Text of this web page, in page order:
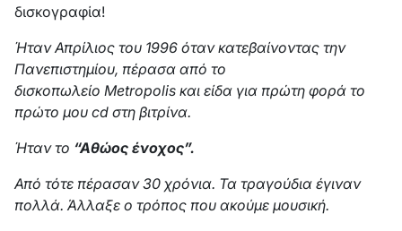
δισκογραφία!
Ήταν Απρίλιος του 1996 όταν κατεβαίνοντας την
Πανεπιστημίου, πέρασα από το
δισκοπωλείο Metropolis και είδα για πρώτη φορά το
πρώτο μου cd στη βιτρίνα.
Ήταν το “Αθώος ένοχος”.
Από τότε πέρασαν 30 χρόνια. Τα τραγούδια έγιναν
πολλά. Άλλαξε ο τρόπος που ακούμε μουσική.